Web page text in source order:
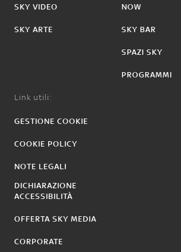
SKY VIDEO
SKY ARTE
NOW
SKY BAR
SPAZI SKY
PROGRAMMI
Link utili:
GESTIONE COOKIE
COOKIE POLICY
NOTE LEGALI
DICHIARAZIONE
ACCESSIBILITÀ
OFFERTA SKY MEDIA
CORPORATE